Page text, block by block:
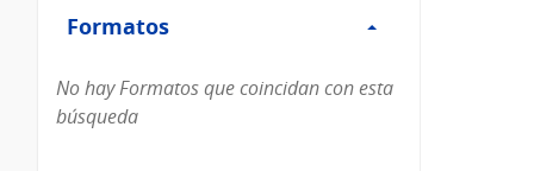
Formatos
Formatos
No hay Formatos que coincidan con esta
búsqueda